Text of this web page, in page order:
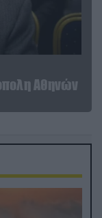
Αθηνών